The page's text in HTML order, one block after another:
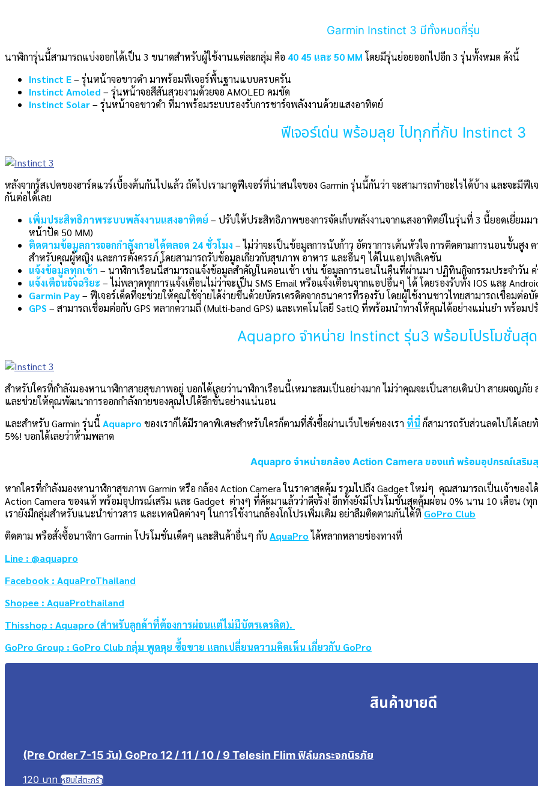
Garmin Instinct 3 มีทั้งหมดกี่รุ่น
นาฬิการุ่นนี้สามารถแบ่งออกได้เป็น 3 ขนาดสำหรับผู้ใช้งานแต่ละกลุ่ม คือ 40 45 และ 50 MM โดยมีรุ่นย่อยออกไปอีก 3 รุ่นทั้งหมด ดังนี้
Instinct E– รุ่นหน้าจอขาวดำ มาพร้อมฟีเจอร์พื้นฐานแบบครบครัน
Instinct Amoled – รุ่นหน้าจอสีสันสวยงามด้วยจอ AMOLED คมชัด
Instinct Solar– รุ่นหน้าจอขาวดำ ที่มาพร้อมระบบรองรับการชาร์จพลังงานด้วยแสงอาทิตย์
ฟีเจอร์เด่น พร้อมลุย ไปทุกที่กับ Instinct 3
หลังจากรู้สเปคของฮาร์ดแวร์เบื้องต้นกันไปแล้ว ถัดไปเรามาดูฟีเจอร์ที่น่าสนใจของ Garmin รุ่นนี้กันว่า จะสามารถทำอะไรได้บ้าง และจะมี
กันต่อได้เลย
เพิ่มประสิทธิภาพระบบพลังงานแสงอาทิตย์ – ปรับให้ประสิทธิภาพของการจัดเก็บพลังงานจากแสงอาทิตย์ในรุ่นที่ 3 นี้ยอดเยี่ยม
หน้าปัด 50 MM)
ติดตามข้อมูลการออกกำลังกายได้ตลอด 24 ชั่วโมง – ไม่ว่าจะเป็นข้อมูลการนับก้าว อัตราการเต้นหัวใจ การติดตามการนอนขั้นสูง
สำหรับคุณผู้หญิง และการตั้งครรภ์ โดยสามารถรับข้อมูลเกี่ยวกับสุขภาพ อาหาร และอื่นๆ ได้ในแอปพลิเคชัน
แจ้งข้อมูลทุกเช้า – นาฬิกาเรือนนี้สามารถแจ้งข้อมูลสำคัญในตอนเช้า เช่น ข้อมูลการนอนในคืนที่ผ่านมา ปฏิทินกิจกรรมประจำวัน
แจ้งเตือนอัจฉริยะ – ไม่พลาดทุกการแจ้งเตือนไม่ว่าจะเป็น SMS Email หรือแจ้งเตือนจากแอปอื่นๆ ได้ โดยรองรับทั้ง IOS และ
Garmin Pay– ฟีเจอร์เด็ดที่จะช่วยให้คุณใช้จ่ายได้ง่ายขึ้นด้วยบัตรเครดิตจากธนาคารที่รองรับ โดยผู้ใช้งานชาวไทยสามารถเชื่อมต่อบั
GPS – สามารถเชื่อมต่อกับ GPS หลากความถี่ (Multi-band GPS) และเทคโนโลยี SatlQ ที่พร้อมนำทางให้คุณได้อย่างแม่นยำ พร้อมป
Aquapro จำหน่าย Instinct รุ่น3 พร้อมโปรโมชั่นสุ
สำหรับใครที่กำลังมองหานาฬิกาสายสุขภาพอยู่ บอกได้เลยว่านาฬิกาเรือนนี้เหมาะสมเป็นอย่างมาก ไม่ว่าคุณจะเป็นสายเดินป่า สายผจญภั
และช่วยให้คุณพัฒนาการออกกำลังกายของคุณไปได้อีกขั้นอย่างแน่นอน
และสำหรับ Garmin รุ่นนี้ Aquapro ของเราก็ได้มีราคาพิเศษสำหรับใครก็ตามที่สั่งซื้อผ่านเว็บไซต์ของเรา ที่นี่ ก็สามารถรับส่วนลดไปได้เล
5%! บอกได้เลยว่าห้ามพลาด
Aquapro จำหน่ายกล้อง Action Camera ของแท้ พร้อมอุปกรณ์เสริม
หากใครที่กำลังมองหานาฬิกาสุขภาพ Garmin หรือ กล้อง Action Camera ในราคาสุดคุ้ม รวมไปถึง Gadget ใหม่ๆ คุณสามารถเป็นเจ้าของ
Action Camera ของแท้ พร้อมอุปกรณ์เสริม และ Gadget ต่างๆ ที่คัดมาแล้วว่าดีจริง! อีกทั้งยังมีโปรโมชั่นสุดคุ้มผ่อน 0% นาน 10 เดือน (
เรายังมีกลุ่มสำหรับแนะนำข่าวสาร และเทคนิคต่างๆ ในการใช้งานกล้องโกโปรเพิ่มเติม อย่าลืมติดตามกันได้ที่ GoPro Club
ติดตาม หรือสั่งซื้อนาฬิกา Garmin โปรโมชั่นเด็ดๆ และสินค้าอื่นๆ กับ AquaProได้หลากหลายช่องทางที่
Line : @aquapro
Facebook : AquaProThailand
Shopee : AquaProthailand
Thisshop : Aquapro (สำหรับลูกค้าที่ต้องการผ่อนแต่ไม่มีบัตรเครดิต).
GoPro Group : GoPro Club กลุ่ม พูดคุย ซื้อขาย แลกเปลี่ยนความคิดเห็น เกี่ยวกับ GoPro
สินค้าขายดี
(Pre Order 7-15 วัน) GoPro 12 / 11 / 10 / 9 Telesin Flim ฟิล์มกระจกนิรภัย
120 บาท หยิบใส่ตะกร้า